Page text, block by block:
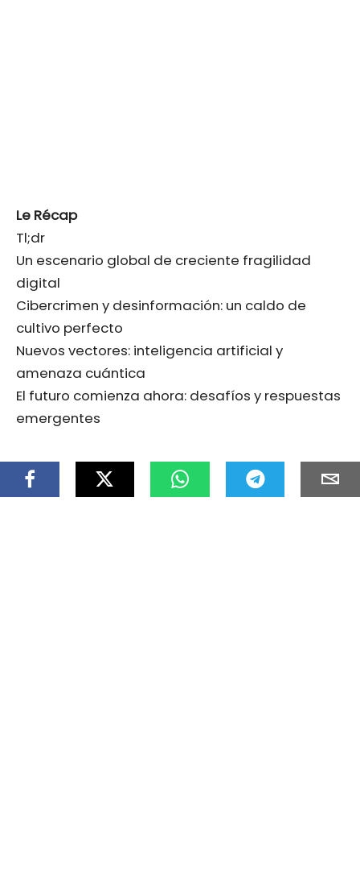
Le Récap
Tl;dr
Un escenario global de creciente fragilidad
digital
Cibercrimen y desinformación: un caldo de
cultivo perfecto
Nuevos vectores: inteligencia artificial y
amenaza cuántica
El futuro comienza ahora: desafíos y respuestas
emergentes